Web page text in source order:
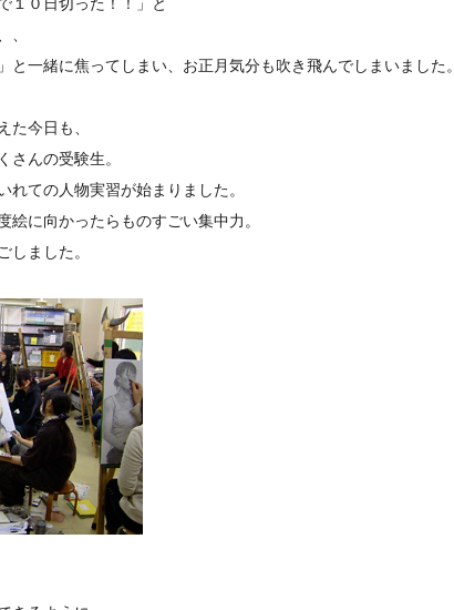
、
と一緒に焦ってしまい、お正月気分も吹き飛んでしまいました。
た今日も、
さんの受験生。
れての人物実習が始まりました。
絵に向かったらものすごい集中力。
しました。